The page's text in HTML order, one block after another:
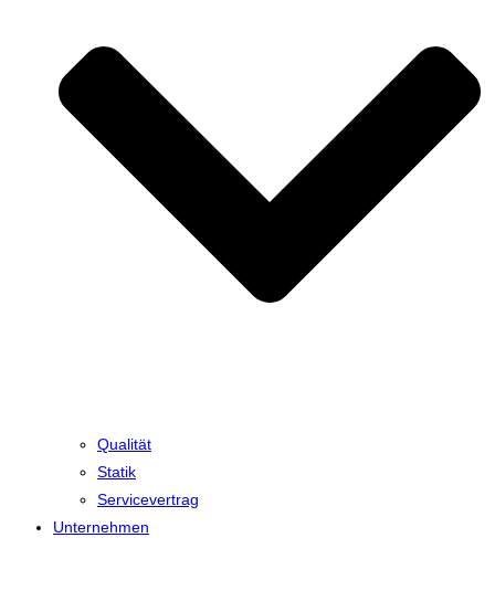
Qualität
Statik
Servicevertrag
Unternehmen